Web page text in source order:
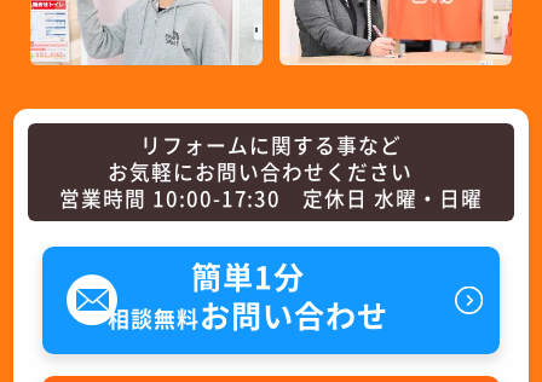
リフォームに関する事など
お気軽にお問い合わせください
営業時間 10:00-17:30 定休日 水曜・日曜
簡単1分
相談無料お問い合わせ